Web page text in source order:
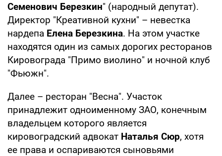
Семенович Березкин" (народный депутат).
Директор "Креативной кухни" – невестка
нардепа Елена Березкина. На этом участке
находятся один из самых дорогих ресторанов
Кировограда "Примо виолино" и ночной клуб
"Фьюжн".
Далее – ресторан "Весна". Участок
принадлежит одноименному ЗАО, конечным
владельцем которого является
кировоградский адвокат Наталья Сюр, хотя
ее права и оспариваются сыновьями